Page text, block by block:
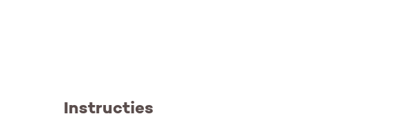
Instructies